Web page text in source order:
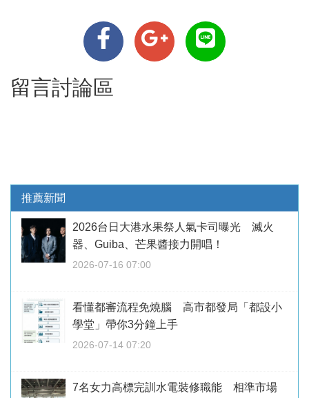
留言討論區
推薦新聞
2026台日大港水果祭人氣卡司曝光 滅火
器、Guiba、芒果醬接力開唱！
2026-07-16 07:00
看懂都審流程免燒腦 高市都發局「都設小
學堂」帶你3分鐘上手
2026-07-14 07:20
7名女力高標完訓水電裝修職能 相準市場